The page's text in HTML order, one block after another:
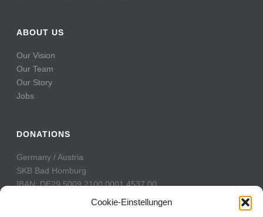
Cookie-Einstellungen
ABOUT US
Our Vision
Our Team
Our Story
Jobs
DONATIONS
Germany / Austria
SKB Bad Homburg
IBAN: DE29 5009 2100 0001 4537 00
BIC: GENODE51BH2